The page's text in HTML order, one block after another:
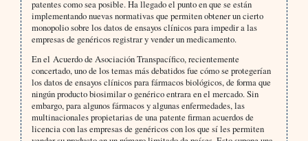
patentes como sea posible. Ha llegado el punto en que se están
implementando nuevas normativas que permiten obtener un cierto
monopolio sobre los datos de ensayos clínicos para impedir a las
empresas de genéricos registrar y vender un medicamento.
En el Acuerdo de Asociación Transpacífico, recientemente
concertado, uno de los temas más debatidos fue cómo se protegerían
los datos de ensayos clínicos para fármacos biológicos, de forma que
ningún producto biosimilar o genérico entrara en el mercado. Sin
embargo, para algunos fármacos y algunas enfermedades, las
multinacionales propietarias de una patente firman acuerdos de
licencia con las empresas de genéricos con los que sí les permiten